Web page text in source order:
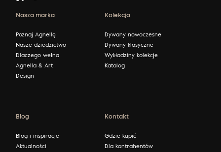
Nasza marka
Poznaj Agnellę
Nasze dziedzictwo
Dlaczego wełna
Agnella & Art
Design
Kolekcja
Dywany nowoczesne
Dywany klasyczne
Wykładziny kolekcje
Katalog
Blog
Blog i inspiracje
Aktualności
Kontakt
Gdzie kupić
Dla kontrahentów